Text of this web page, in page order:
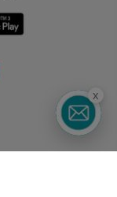
x